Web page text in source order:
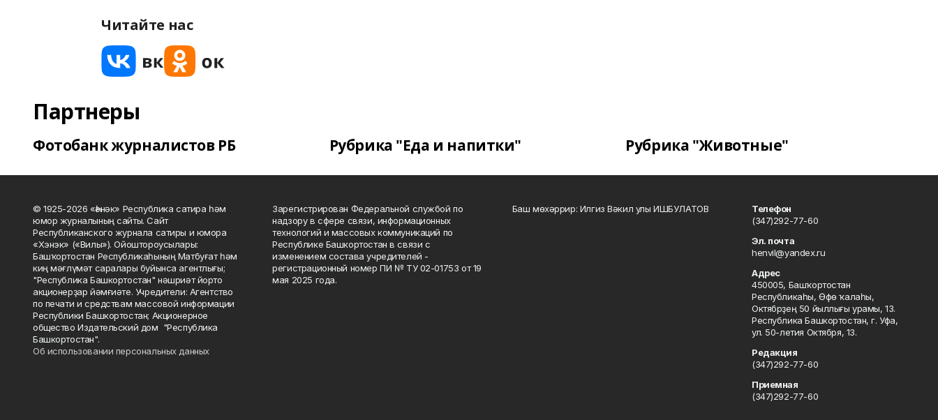
Читайте нас
Партнеры
Фотобанк журналистов РБ Рубрика "Еда и напитки" Рубрика "Животные"
© 1925-2026 «Һәнәк» Республика сатира һәм
юмор журналының сайты. Сайт
Республиканского журнала сатиры и юмора
«Хэнэк» («Вилы»). Ойоштороусылары:
Башҡортостан Республикаһының Матбуғат һәм
киң мәғлүмәт саралары буйынса агентлығы;
"Республика Башкортостан" нәшриәт йорто
акционерҙар йәмғиәте. Учредители: Агентство
по печати и средствам массовой информации
Республики Башкортостан; Акционерное
общество Издательский дом "Республика
Башкортостан".
Об использовании персональных данных
Зарегистрирован Федеральной службой по
надзору в сфере связи, информационных
технологий и массовых коммуникаций по
Республике Башкортостан в связи с
изменением состава учредителей -
регистрационный номер ПИ № ТУ 02-01753 от 19
мая 2025 года.
Баш мөхәррир: Илгиз Вәкил улы ИШБУЛАТОВ
Телефон
(347)292-77-60
Эл. почта
henvil@yandex.ru
Адрес
450005, Башҡортостан
Республикаһы, Өфө ҡалаһы,
Октябрҙең 50 йыллығы урамы, 13.
Республика Башкортостан, г. Уфа,
ул. 50-летия Октября, 13.
Редакция
(347)292-77-60
Приемная
(347)292-77-60